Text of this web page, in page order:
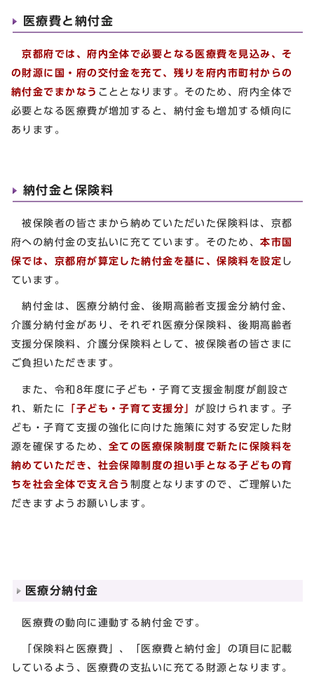
医療費と納付金
京都府では、府内全体で必要となる医療費を見込み、そ
の財源に国・府の交付金を充て、残りを府内市町村からの
納付金でまかなう こととなります。そのため、府内全体で
必要となる医療費が増加すると、納付金も増加する傾向に
あります。
納付金と保険料
被保険者の皆さまから納めていただいた保険料は、京都
府への納付金の支払いに充てています。そのため、本市国
保では、京都府が算定した納付金を基に、保険料を設定 し
ています。
納付金は、医療分納付金、後期高齢者支援金分納付金、
介護分納付金があり、それぞれ医療分保険料、後期高齢者
支援分保険料、介護分保険料として、被保険者の皆さまに
ご負担いただきます。
また、令和8年度に子ども・子育て支援金制度が創設さ
れ、新たに
「子ども・子育て支援分」 が設けられます。子
ども・子育て支援の強化に向けた施策に対する安定した財
源を確保するため、 全ての医療保険制度で新たに保険料を
納めていただき、社会保障制度の担い手となる子どもの育
ちを社会全体で支え合う 制度となりますので、ご理解いた
だきますようお願いします。
医療分納付金
医療費の動向に連動する納付金です。
「保険料と医療費」、「医療費と納付金」の項目に記載
しているよう、医療費の支払いに充てる財源となります。